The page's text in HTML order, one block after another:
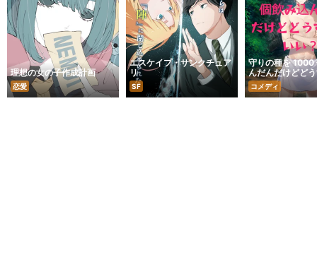
理想の女の子作成計画
恋愛
エスケイプ・サンクチュア
リ
SF
守りの種を 1000
んだんだけどど
い？
コメディ